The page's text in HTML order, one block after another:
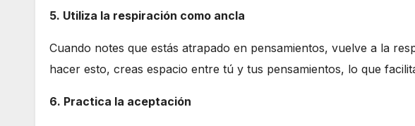
5. Utiliza la respiración como ancla
Cuando notes que estás atrapado en pensamientos, vuelve a la
hacer esto, creas espacio entre tú y tus pensamientos, lo que
6. Practica la aceptación